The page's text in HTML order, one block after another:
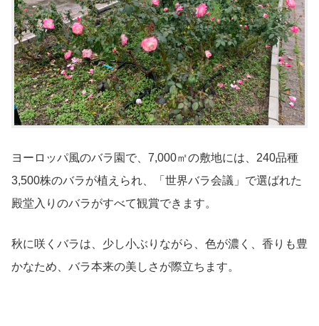
ヨーロッパ風のバラ園で、7,000㎡の敷地には、240品種
3,500株のバラが植えられ、「世界バラ会議」で選ばれた
殿堂入りのバラがすべて観賞できます。
秋に咲くバラは、少し小ぶりながら、色が濃く、香りも豊
かなため、バラ本来の美しさが際立ちます。